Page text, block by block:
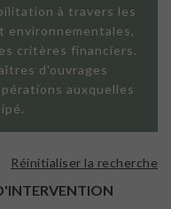
à travers les
environnementales,
critères financiers.
d'ouvrages
auxquelles
Réinitialiser la recherche
SUR